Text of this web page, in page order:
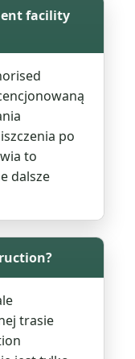
facility
po
to
dalsze
trasie